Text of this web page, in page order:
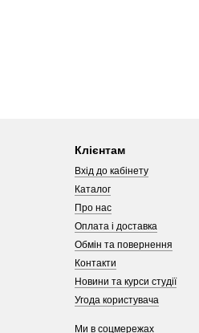
Клієнтам
Вхід до кабінету
Каталог
Про нас
Оплата і доставка
Обмін та повернення
Контакти
Новини та курси студії
Угода користувача
Ми в соцмережах